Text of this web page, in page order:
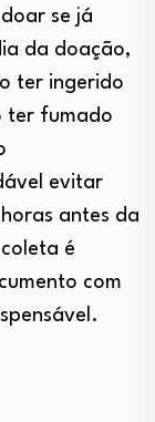
se já
da doação,
ter ingerido
ter fumado
evitar
antes da
é
com